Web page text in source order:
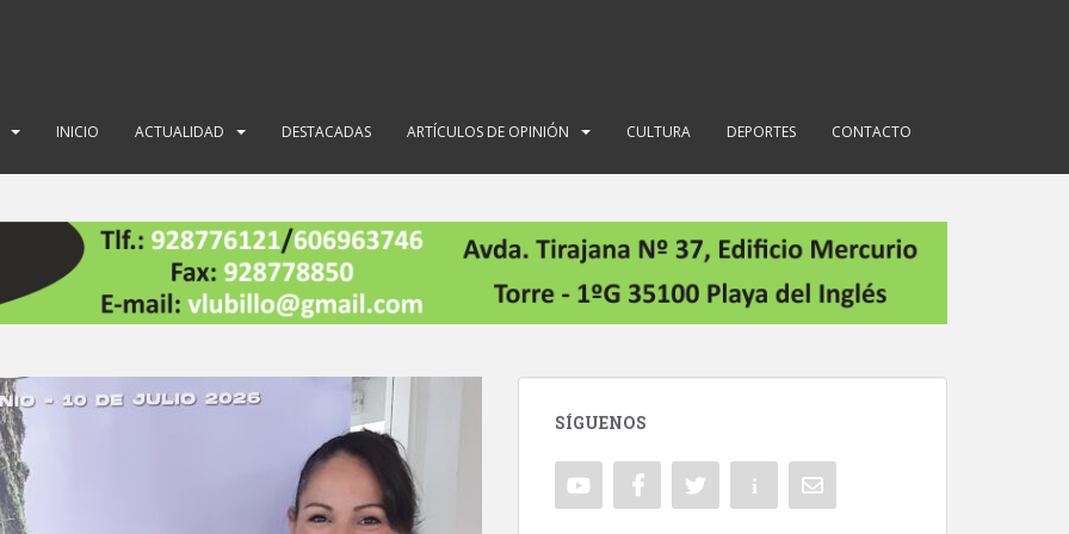
INICIO ACTUALIDAD DESTACADAS ARTÍCULOS DE OPINIÓN CULTURA DEPORTES CONTACTO
SÍGUENOS